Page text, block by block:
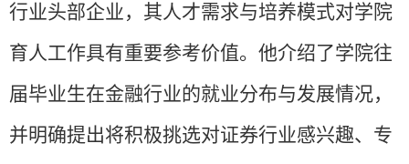
行业头部企业，其人才需求与培养模式对学院
育人工作具有重要参考价值。他介绍了学院往
届毕业生在金融行业的就业分布与发展情况，
并明确提出将积极挑选对证券行业感兴趣、专